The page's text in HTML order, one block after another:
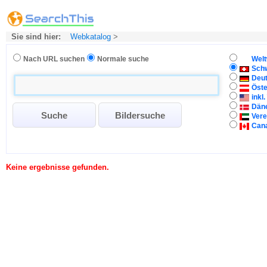
Sie sind hier: Webkatalog >
Nach URL suchen Normale suche
inkl.
Keine ergebnisse gefunden.